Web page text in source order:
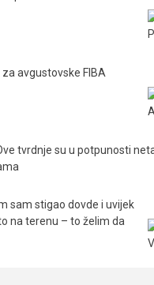
avgustovske FIBA
tvrdnje su u potpunosti
sam stigao dovde i uvijek
na terenu – to želim da